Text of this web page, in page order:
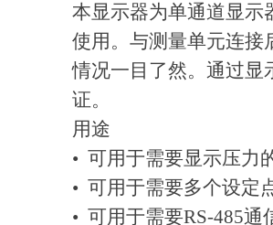
本显示器为单通道显示
使用。与测量单元连接
情况一目了然。通过显
证。
用途
• 可用于需要显示压力
• 可用于需要多个设定
• 可用于需要RS-485通